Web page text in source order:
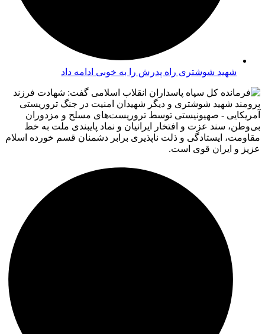
شهید شوشتری راه پدرش را به خوبی ادامه داد